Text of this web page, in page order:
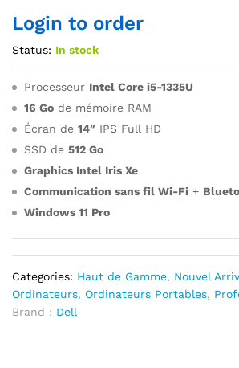
Login to order
Status: In stock
Processeur Intel Core i5-1335U
16 Go de mémoire RAM
Écran de 14″ IPS Full HD
SSD de 512 Go
Graphics Intel Iris Xe
Communication sans fil Wi-Fi +
Windows 11 Pro
Categories: Haut de Gamme, Nouvel
Ordinateurs, Ordinateurs Portables,
Brand : Dell